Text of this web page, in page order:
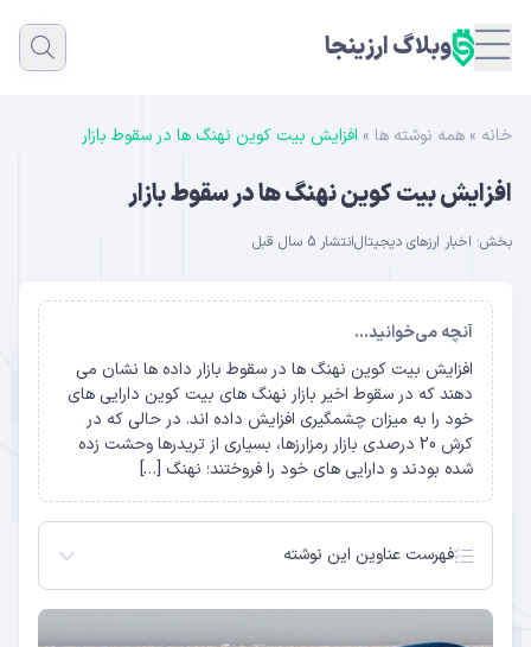
وبلاگ ارزینجا
خانه » همه نوشته ها » افزایش بیت کوین نهنگ ها در سقوط بازار
افزایش بیت کوین نهنگ ها در سقوط بازار
بخش: اخبار ارزهای دیجیتالانتشار 5 سال قبل
آنچه می‌خوانید...
افزایش بیت کوین نهنگ ها در سقوط بازار داده ها نشان می
دهند که در سقوط اخیر بازار نهنگ های بیت کوین دارایی های
خود را به میزان چشمگیری افزایش داده اند. در حالی که در
کرش 20 درصدی بازار رمزارزها، بسیاری از تریدرها وحشت زده
شده بودند و دارایی های خود را فروختند؛ نهنگ […]
فهرست عناوین این نوشته